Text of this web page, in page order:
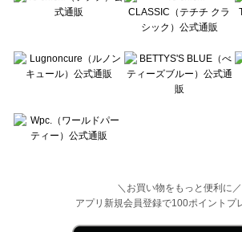
＼お買い物をもっと便利に／
アプリ新規会員登録で100ポイントプ